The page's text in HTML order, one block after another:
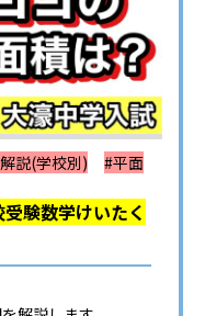
説(学校別)
#平面
験数学けいたく